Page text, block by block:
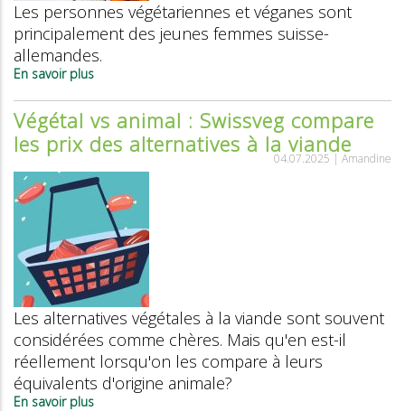
Les personnes végétariennes et véganes sont
principalement des jeunes femmes suisse-
allemandes.
En savoir plus
de
Swissveg
2025
:
combien
y
a-
t-
il
de
personnes
végétariennes
et
véganes
?
Végétal vs animal : Swissveg compare
les prix des alternatives à la viande
04.07.2025 | Amandine
Les alternatives végétales à la viande sont souvent
considérées comme chères. Mais qu'en est-il
réellement lorsqu'on les compare à leurs
équivalents d'origine animale?
En savoir plus